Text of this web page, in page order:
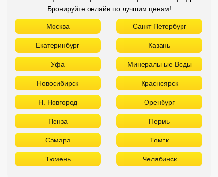
Бронируйте онлайн по лучшим ценам!
Москва Санкт Петербург
Екатеринбург Казань
Уфа Минеральные Воды
Новосибирск Красноярск
Н. Новгород Оренбург
Пенза Пермь
Самара Томск
Тюмень Челябинск